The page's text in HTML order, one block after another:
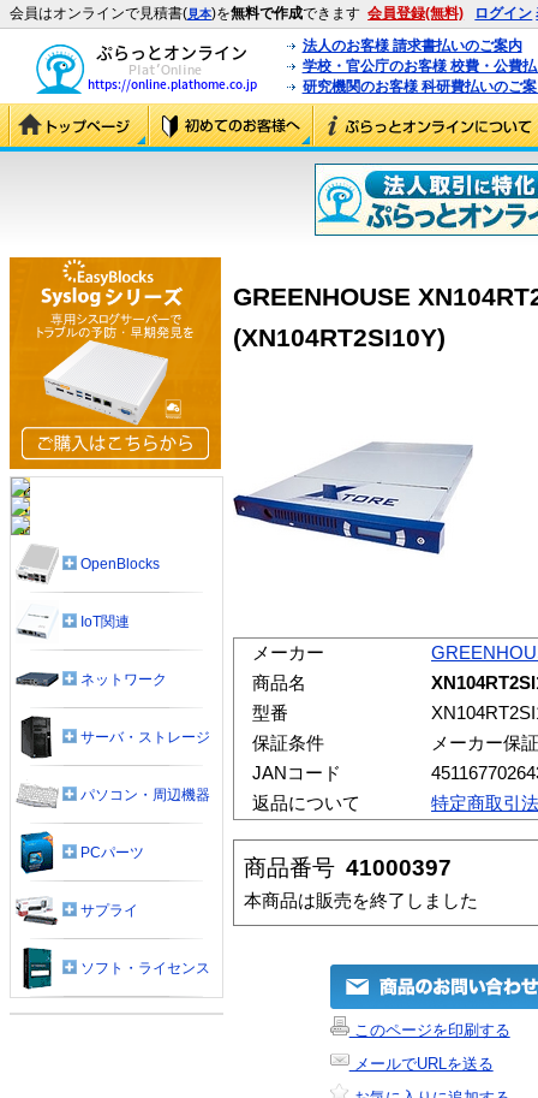
会員はオンラインで見積書(見本)を無料で作成できます 会員登録(無料) ログイン
法人のお客様 請求書払いのご案内
学校・官公庁のお客様 校費・公費
研究機関のお客様 科研費払いのご
GREENHOUSE
(XN104RT2SI10Y)
メーカー
商品名
型番
保証条件
メーカー保証
JANコード
返品について
特定商取引
商品番号 41000397
本商品は販売を終了しました
このページを印刷する
メールでURLを送る
OpenBlocks
IoT関連
ネットワーク
サーバ・ストレージ
パソコン・周辺機器
PCパーツ
サプライ
ソフト・ライセンス